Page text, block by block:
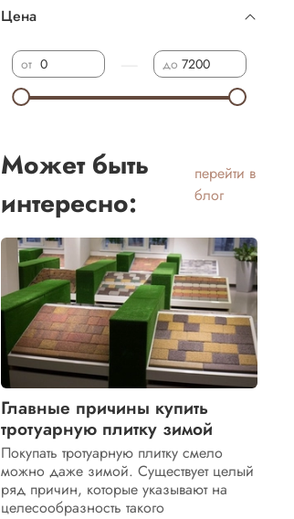
Цена
от до
Может быть
интересно:
перейти в
блог
Главные причины купить
тротуарную плитку зимой
Покупать тротуарную плитку смело
можно даже зимой. Существует целый
ряд причин, которые указывают на
целесообразность такого